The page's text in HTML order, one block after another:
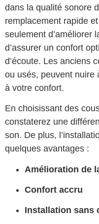
dans la qualité sonore
remplacement rapide
seulement d’améliorer
d’assurer un confort
d’écoute. Les anciens
ou usés, peuvent nuire
à votre confort.
En choisissant des
constaterez une
son. De plus,
quelques avantages :
Amélioration de
Confort accru
Installation sans